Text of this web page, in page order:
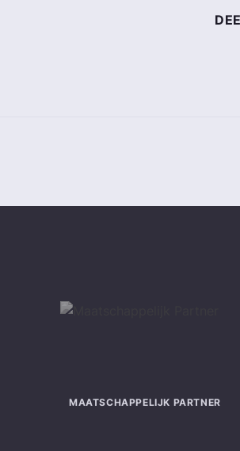
MAATSCHAPPELIJK PARTNER